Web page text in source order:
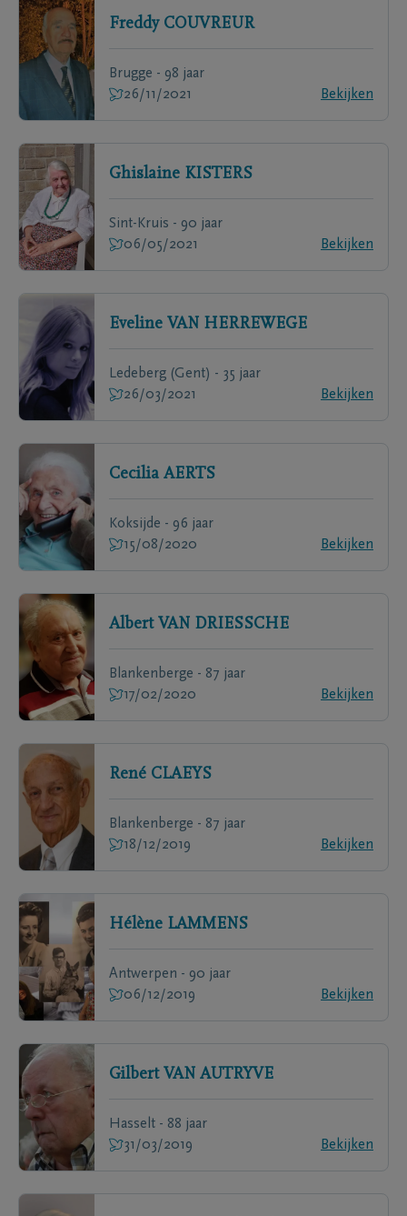
Freddy COUVREUR
Brugge - 98 jaar
26/11/2021
Bekijken
Ghislaine KISTERS
Sint-Kruis - 90 jaar
06/05/2021
Bekijken
Eveline VAN HERREWEGE
Ledeberg (Gent) - 35 jaar
26/03/2021
Bekijken
Cecilia AERTS
Koksijde - 96 jaar
15/08/2020
Bekijken
Albert VAN DRIESSCHE
Blankenberge - 87 jaar
17/02/2020
Bekijken
René CLAEYS
Blankenberge - 87 jaar
18/12/2019
Bekijken
Hélène LAMMENS
Antwerpen - 90 jaar
06/12/2019
Bekijken
Gilbert VAN AUTRYVE
Hasselt - 88 jaar
31/03/2019
Bekijken